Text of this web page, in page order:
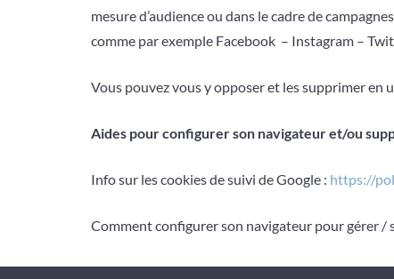
mesure d’audience ou dans le cadre de
comme par exemple Facebook – Instagram –
Vous pouvez vous y opposer et les supprimer
Aides pour configurer son navigateur et/ou
Info sur les cookies de suivi de Google : https://
Comment configurer son navigateur pour gérer /